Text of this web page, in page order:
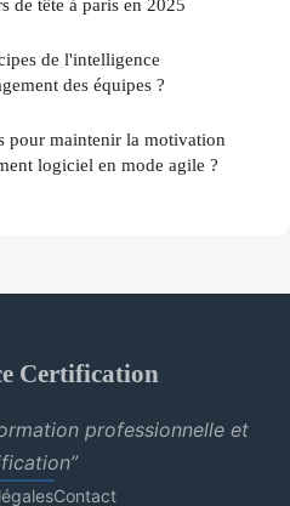
de tête à paris en 2025
de l'intelligence
des équipes ?
pour maintenir la motivation
logiciel en mode agile ?
Certification
professionnelle et
Contact